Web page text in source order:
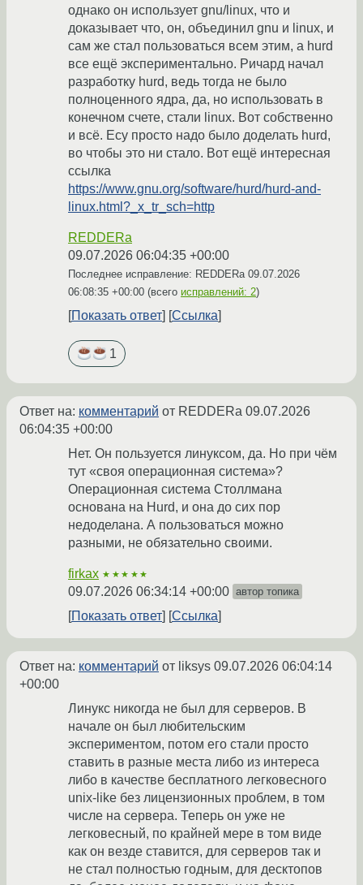
однако он использует gnu/linux, что и
доказывает что, он, объединил gnu и linux, и
сам же стал пользоваться всем этим, а hurd
все ещё экспериментально. Ричард начал
разработку hurd, ведь тогда не было
полноценного ядра, да, но использовать в
конечном счете, стали linux. Вот собственно
и всё. Есу просто надо было доделать hurd,
во чтобы это ни стало. Вот ещё интересная
ссылка
https://www.gnu.org/software/hurd/hurd-and-
linux.html?_x_tr_sch=http
REDDERa
09.07.2026 06:04:35 +00:00
Последнее исправление: REDDERa 09.07.2026
06:08:35 +00:00 (всего исправлений: 2)
Показать ответ Ссылка
1
Ответ на: комментарий от REDDERa 09.07.2026
06:04:35 +00:00
Нет. Он пользуется линуксом, да. Но при чём
тут «своя операционная система»?
Операционная система Столлмана
основана на Hurd, и она до сих пор
недоделана. А пользоваться можно
разными, не обязательно своими.
firkax ★★★★★
09.07.2026 06:34:14 +00:00 автор топика
Показать ответ Ссылка
Ответ на: комментарий от liksys 09.07.2026 06:04:14
+00:00
Линукс никогда не был для серверов. В
начале он был любительским
экспериментом, потом его стали просто
ставить в разные места либо из интереса
либо в качестве бесплатного легковесного
unix-like без лицензионных проблем, в том
числе на сервера. Теперь он уже не
легковесный, по крайней мере в том виде
как он везде ставится, для серверов так и
не стал полностью годным, для десктопов